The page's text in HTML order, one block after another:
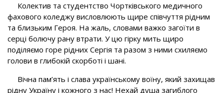
Колектив та студентство Чортківського медичного
фахового коледжу висловлюють щире співчуття рідним
та близьким Героя. На жаль, словами важко загоїти в
серці болючу рану втрати. У цю гірку мить щиро
поділяємо горе рідних Сергія та разом з ними схиляємо
голови в глибокій скорботі і шані.
Вічна пам’ять і слава українському воїну, який захищав
рідну Україну і кожного з нас! Нехай душа загиблого